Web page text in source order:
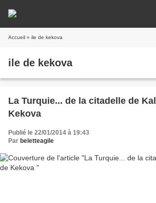
Accueil » ile de kekova
ile de kekova
La Turquie... de la citadelle de
Kekova
Publié le 22/01/2014 à 19:43
Par beletteagile